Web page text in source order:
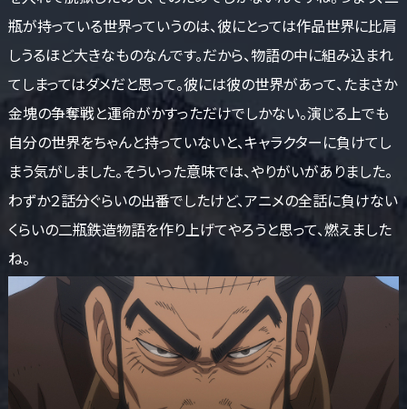
瓶が持っている世界っていうのは、彼にとっては作品世界に比肩
しうるほど大きなものなんです。だから、物語の中に組み込まれ
てしまってはダメだと思って。彼には彼の世界があって、たまさか
金塊の争奪戦と運命がかすっただけでしかない。演じる上でも
自分の世界をちゃんと持っていないと、キャラクターに負けてし
まう気がしました。そういった意味では、やりがいがありました。
わずか２話分ぐらいの出番でしたけど、アニメの全話に負けない
くらいの二瓶鉄造物語を作り上げてやろうと思って、燃えました
ね。